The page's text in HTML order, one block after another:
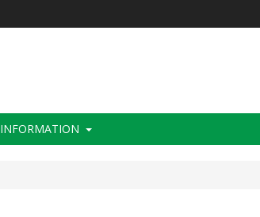
INFORMATION